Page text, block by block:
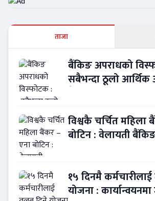
ताजा
बैंकिङ अपराधको
सबैभन्दा ठूलो आर्थिक
विश्वकै चर्चित महिला
बोटिन : वेलायती
१५ दिनमै
योजना :